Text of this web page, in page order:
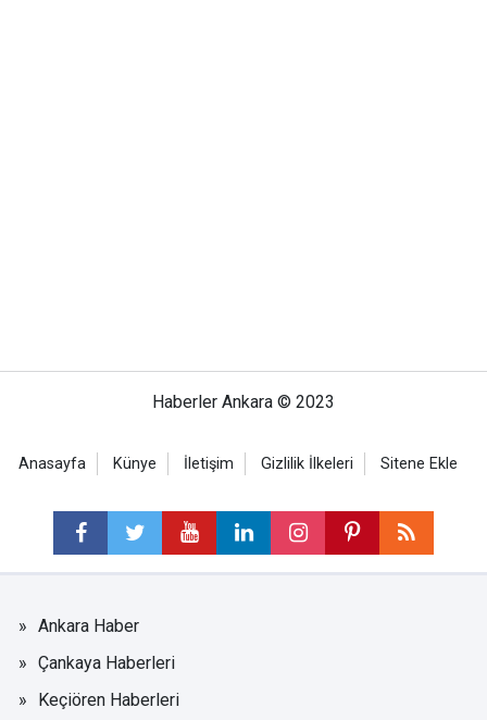
Haberler Ankara © 2023
Anasayfa Künye İletişim Gizlilik İlkeleri Sitene Ekle
Ankara Haber
Çankaya Haberleri
Keçiören Haberleri